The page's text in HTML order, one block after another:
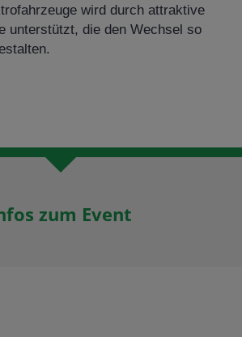
wird durch attraktive
unterstützt, die den Wechsel so
zum Event